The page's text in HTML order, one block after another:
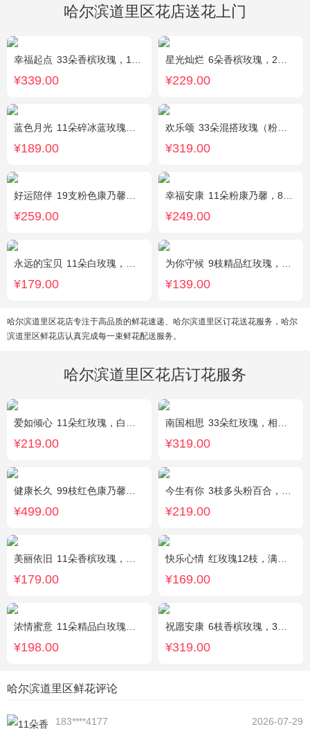
哈尔滨道里区花店送花上门
幸福起点 33朵香槟玫瑰，1条灯带，满天星、绿叶搭配
¥339.00
星光灿烂 6朵香槟玫瑰，2朵向日葵，1个蓝色绣球，桔梗、小花、绿叶搭配
¥229.00
蓝色月光 11朵碎冰蓝玫瑰，满天星搭配
¥189.00
欢乐颂 33朵混搭玫瑰（粉玫瑰+香槟玫瑰），白色满天星环绕
¥319.00
好运陪伴 19支粉色康乃馨，3支多头香水百合，搭配满天星、黄莺装饰。
¥259.00
幸福安康 11朵粉康乃馨，8朵粉玫瑰，搭配相思梅、黄莺穿插点缀。
¥249.00
永远的宝贝 11朵白玫瑰，搭配适量紫色勿忘我、黄莺、栀子叶间插。
¥179.00
为你守候 9枝精品红玫瑰，满天星、黄莺点缀，加可爱小熊1只。(小熊以实物为准)
¥139.00
哈尔滨道里区花店专注于高品质的鲜花速递、哈尔滨道里区订花送花服务，哈尔
滨道里区鲜花店认真完成每一束鲜花配送服务。
哈尔滨道里区花店订花服务
爱如倾心 11朵红玫瑰，白色满天星间插，一条灯带，一对小熊、黄莺或尤加利叶搭配
¥219.00
南国相思 33朵红玫瑰，相思梅丰满围边
¥319.00
健康长久 99枝红色康乃馨，满天星丰满围绕。
¥499.00
今生有你 3枝多头粉百合，5枝红玫瑰，点缀情人草叶材作成精美的 花瓶花插
¥219.00
美丽依旧 11朵香槟玫瑰，搭配石竹梅间插。
¥179.00
快乐心情 红玫瑰12枝，满天星、绿叶丰满
¥169.00
浓情蜜意 11朵精品白玫瑰，搭配适量浅绿色洋桔梗、书带草、黄莺。
¥198.00
祝愿安康 6枝香槟玫瑰，3枝向日葵，2枝多头白色百合
¥319.00
哈尔滨道里区鲜花评论
183****4177
2026-07-29